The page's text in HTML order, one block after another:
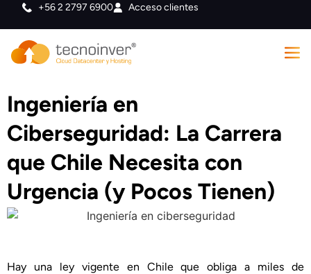
+56 2 2797 6900 Acceso clientes
Ingeniería en
Ciberseguridad: La Carrera
que Chile Necesita con
Urgencia (y Pocos Tienen)
Hay una ley vigente en Chile que obliga a miles de